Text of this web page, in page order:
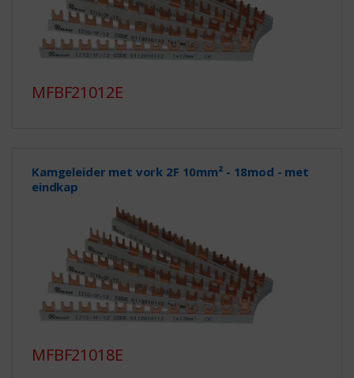
MFBF21012E
Kamgeleider met vork 2F 10mm² - 18mod - met
eindkap
MFBF21018E